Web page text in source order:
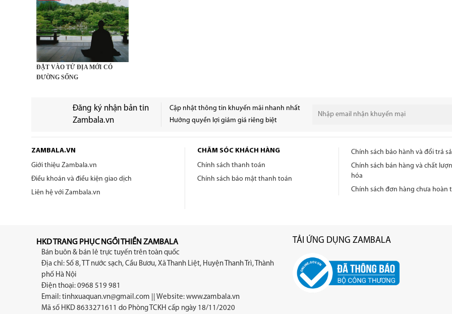
ĐẶT VÀO TỬ ĐỊA MỚI CÓ
ĐƯỜNG SỐNG
Đăng ký nhận bản tin
Zambala.vn
Cập nhật thông tin khuyến mãi nhanh nhất
Hưởng quyền lợi giảm giá riêng biệt
ZAMBALA.VN
Giới thiệu Zambala.vn
Điều khoản và điều kiện giao dịch
Liên hệ với Zambala.vn
CHĂM SÓC KHÁCH HÀNG
Chính sách thanh toán
Chính sách bảo mật thanh toán
Chính sách bảo hành và đổi trả
Chính sách bán hàng và chất
hóa
Chính sách đơn hàng chưa hoàn
HKD TRANG PHỤC NGỒI THIỀN ZAMBALA
Bán buôn & bán lẻ trực tuyến trên toàn quốc
Địa chỉ: Số 8, TT nước sạch, Cầu Bươu, Xã Thanh Liệt, Huyện Thanh Trì, Thành
phố Hà Nội
Điện thoại: 0968 519 981
Email: tinhxuaquan.vn@gmail.com || Website: www.zambala.vn
Mã số HKD 8633271611 do Phòng TCKH cấp ngày 18/11/2020
TẢI ỨNG DỤNG ZAMBALA